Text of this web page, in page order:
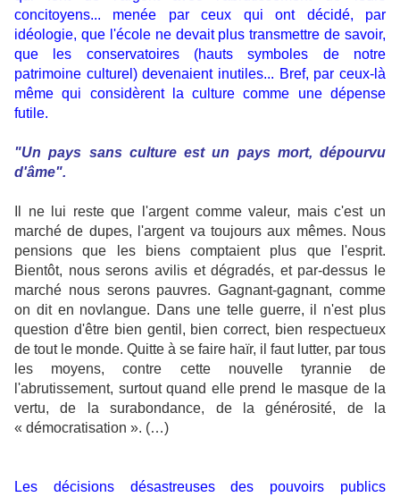
concitoyens... menée par ceux qui ont décidé, par
idéologie, que l'école ne devait plus transmettre de savoir,
que les conservatoires (hauts symboles de notre
patrimoine culturel) devenaient inutiles... Bref, par ceux-là
même qui considèrent la culture comme une dépense
futile.
"Un pays sans culture est un pays mort, dépourvu
d'âme".
Il ne lui reste que l'argent comme valeur, mais c'est un
marché de dupes, l'argent va toujours aux mêmes. Nous
pensions que les biens comptaient plus que l'esprit.
Bientôt, nous serons avilis et dégradés, et par-dessus le
marché nous serons pauvres. Gagnant-gagnant, comme
on dit en novlangue. Dans une telle guerre, il n'est plus
question d'être bien gentil, bien correct, bien respectueux
de tout le monde. Quitte à se faire haïr, il faut lutter, par tous
les moyens, contre cette nouvelle tyrannie de
l'abrutissement, surtout quand elle prend le masque de la
vertu, de la surabondance, de la générosité, de la
« démocratisation ». (…)
Les décisions désastreuses des pouvoirs publics